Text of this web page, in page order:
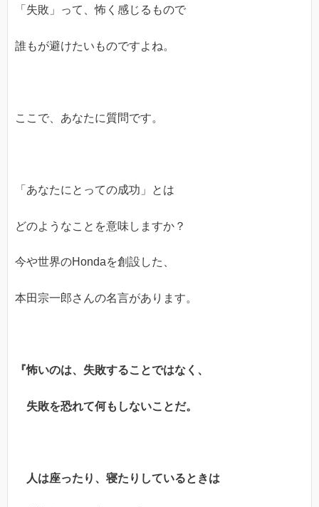
「失敗」って、怖く感じるもので
誰もが避けたいものですよね。
ここで、あなたに質問です。
「あなたにとっての成功」とは
どのようなことを意味しますか？
今や世界のHondaを創設した、
本田宗一郎さんの名言があります。
『怖いのは、失敗することではなく、
失敗を恐れて何もしないことだ。
人は座ったり、寝たりしているときは